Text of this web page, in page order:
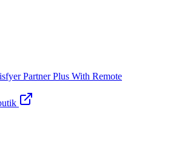
Partner Plus With Remote